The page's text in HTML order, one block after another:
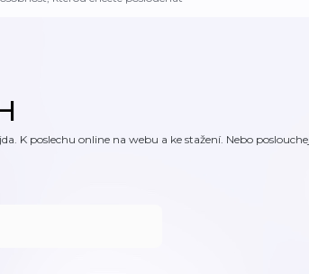
K poslechu online na webu a ke stažení. Nebo